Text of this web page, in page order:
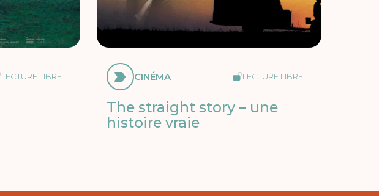
LECTURE LIBRE CINÉMA LECTURE LIBRE
The straight story – une
histoire vraie